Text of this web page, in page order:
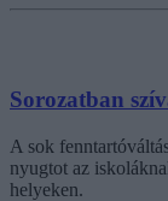
Sorozatban
A sok
nyugtot az
helyeken.